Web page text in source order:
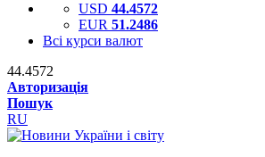
USD 44.4572
EUR 51.2486
Всі курси валют
44.4572
Авторизація
Пошук
RU